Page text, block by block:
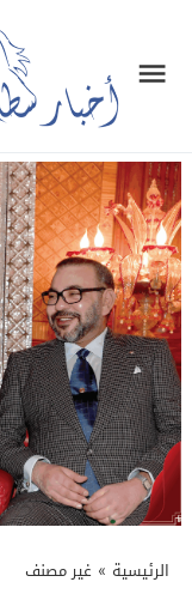
الرئيسية » غير مصنف